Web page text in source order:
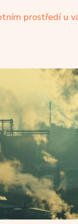
prostředí u